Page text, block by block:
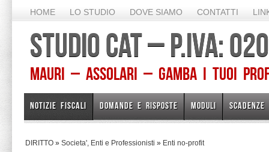
HOME LO STUDIO DOVE SIAMO CONTATTI
STUDIO CAT – P.IVA:
Mauri – Assolari – Gamba I TUOI
NOTIZIE FISCALI DOMANDE E RISPOSTE MODULI SCADENZE
DIRITTO » Societa', Enti e Professionisti » Enti no-profit